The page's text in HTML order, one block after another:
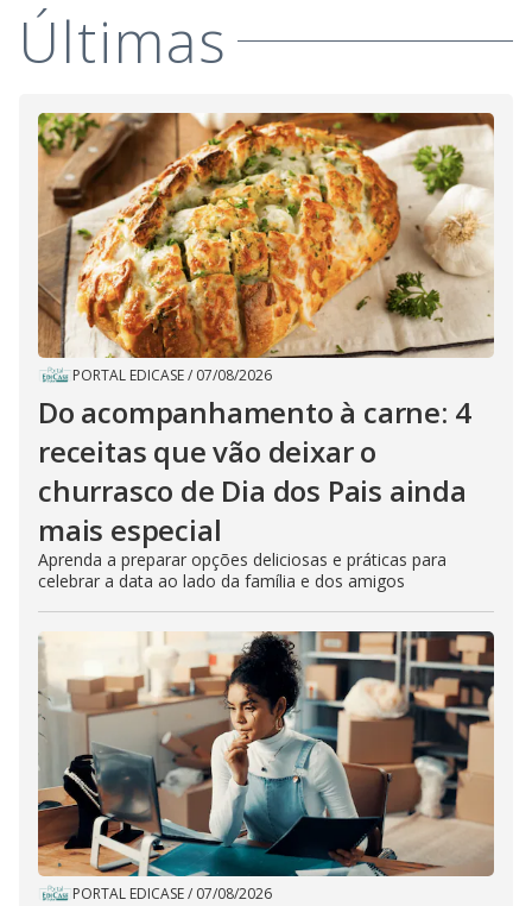
Últimas
PORTAL EDICASE/ 07/08/2026
Do acompanhamento à carne: 4
receitas que vão deixar o
churrasco de Dia dos Pais ainda
mais especial
Aprenda a preparar opções deliciosas e práticas para
celebrar a data ao lado da família e dos amigos
PORTAL EDICASE/ 07/08/2026